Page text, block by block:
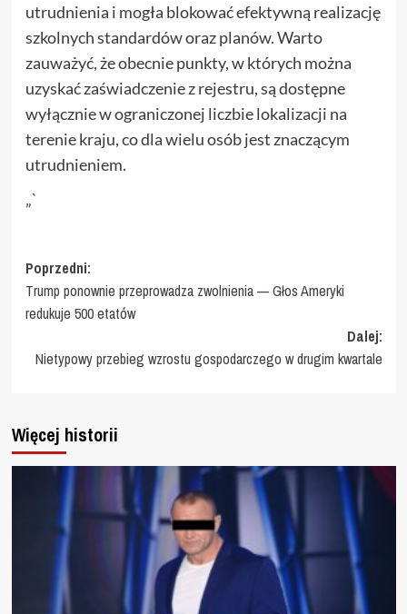
utrudnienia i mogła blokować efektywną realizację
szkolnych standardów oraz planów. Warto
zauważyć, że obecnie punkty, w których można
uzyskać zaświadczenie z rejestru, są dostępne
wyłącznie w ograniczonej liczbie lokalizacji na
terenie kraju, co dla wielu osób jest znaczącym
utrudnieniem.
„`
Zobacz
wpisy
Poprzedni:
Trump ponownie przeprowadza zwolnienia — Głos Ameryki
redukuje 500 etatów
Dalej:
Nietypowy przebieg wzrostu gospodarczego w drugim kwartale
Więcej historii